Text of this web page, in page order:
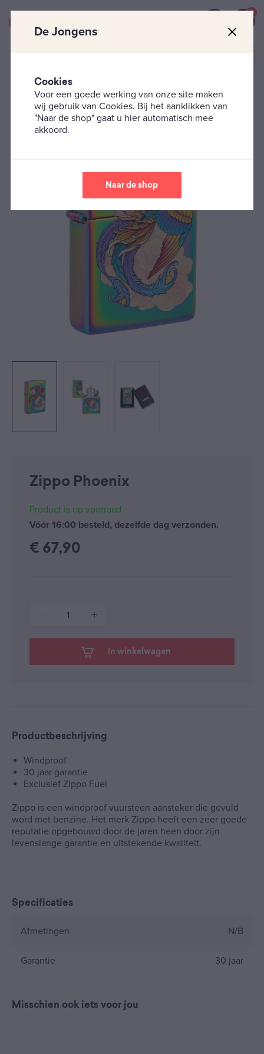
0
Zippo's Fantasie Zippo Phoenix
Zippo Phoenix
Product is op voorraad
Vóór 16:00 besteld, dezelfde dag verzonden.
€ 67,90
1
In winkelwagen
Productbeschrijving
Windproof
30 jaar garantie
Exclusief Zippo Fuel
Zippo is een windproof vuursteen aansteker die gevuld
word met benzine. Het merk Zippo heeft een zeer goede
reputatie opgebouwd door de jaren heen door zijn
levenslange garantie en uitstekende kwaliteit.
Specificaties
Afmetingen N/B
Garantie 30 jaar
Misschien ook iets voor jou
De Jongens
Cookies
Voor een goede werking van onze site maken
wij gebruik van Cookies. Bij het aanklikken van
"Naar de shop" gaat u hier automatisch mee
akkoord.
Naar de shop